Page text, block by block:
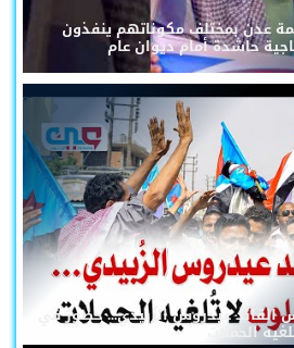
عدن بمختلف مكوناتهم ينفذون
حاشدة أمام ديوان عام
القائد عيدروس الزُبيدي... حضورٌ في
الحملات